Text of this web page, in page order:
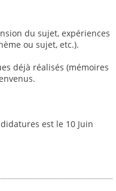
du sujet, expériences
ou sujet, etc.).
déjà réalisés (mémoires
est le 10 Juin